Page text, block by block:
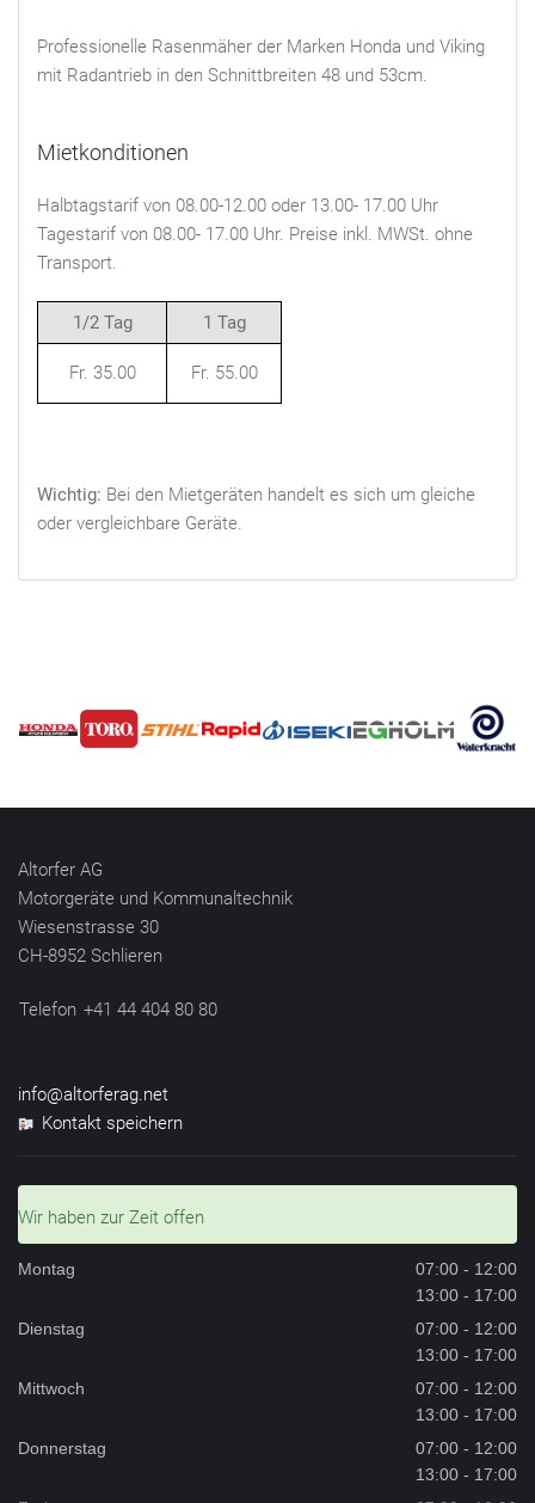
Professionelle Rasenmäher der Marken Honda und Viking
mit Radantrieb in den Schnittbreiten 48 und 53cm.
Mietkonditionen
Halbtagstarif von 08.00-12.00 oder 13.00- 17.00 Uhr
Tagestarif von 08.00- 17.00 Uhr. Preise inkl. MWSt. ohne
Transport.
1/2 Tag 1 Tag
Fr. 35.00 Fr. 55.00
Wichtig: Bei den Mietgeräten handelt es sich um gleiche
oder vergleichbare Geräte.
Altorfer AG
Motorgeräte und Kommunaltechnik
Wiesenstrasse 30
CH-8952 Schlieren
Telefon +41 44 404 80 80
info@altorferag.net
Kontakt speichern
Wir haben zur Zeit offen
Montag
07:00 - 12:00
13:00 - 17:00
Dienstag
07:00 - 12:00
13:00 - 17:00
Mittwoch
07:00 - 12:00
13:00 - 17:00
Donnerstag
07:00 - 12:00
13:00 - 17:00